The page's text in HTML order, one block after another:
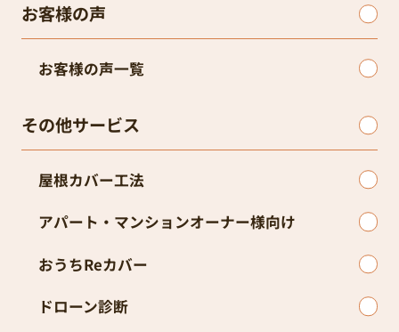
お客様の声
お客様の声一覧
その他サービス
屋根カバー工法
アパート・マンションオーナー様向け
おうちReカバー
ドローン診断